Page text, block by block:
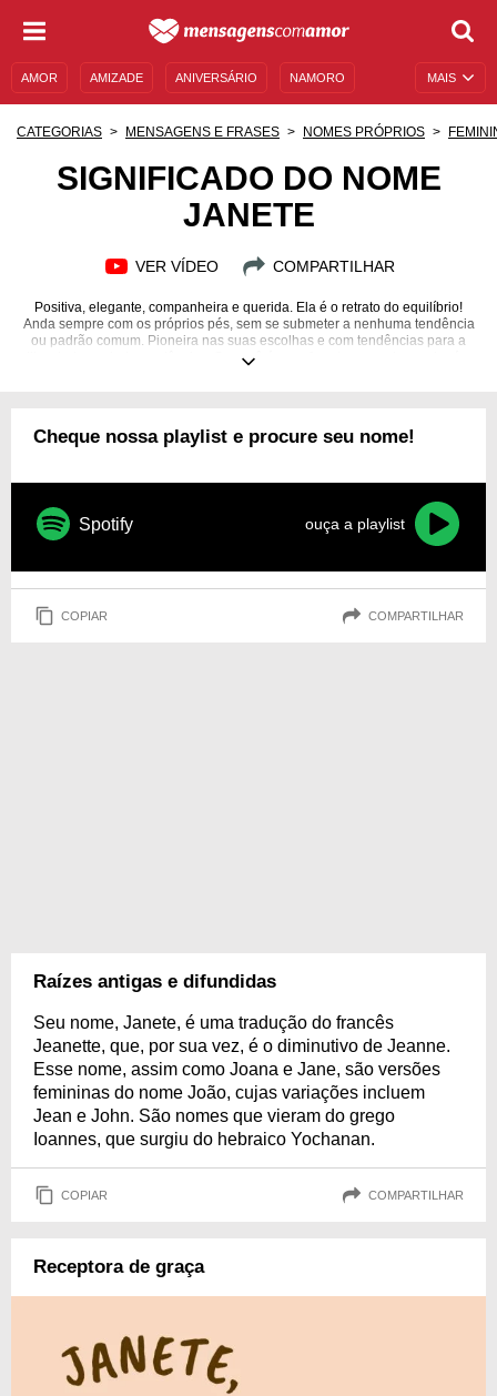
MAIS
AMOR AMIZADE ANIVERSÁRIO NAMORO
MENSAGENS DE ANIVERSÁRIO
CATEGORIAS MENSAGENS E FRASES NOMES PRÓPRIOS
SIGNIFICADO DO NOME
JANETE
VER VÍDEO COMPARTILHAR
Positiva, elegante, companheira e querida. Ela é o retrato do equilíbrio!
Anda sempre com os próprios pés, sem se submeter a nenhuma tendência
ou padrão comum. Pioneira nas suas escolhas e com tendências para a
liberdade e a independência... Se você é uma Janete ou conhece alguém
relações interpessoais dessa poderosa mulher com o "J" nas iniciais.
Cheque nossa playlist e procure seu nome!
Spotify ouça a playlist
COPIAR COMPARTILHAR
Raízes antigas e difundidas
Seu nome, Janete, é uma tradução do francês
Jeanette, que, por sua vez, é o diminutivo de Jeanne.
Esse nome, assim como Joana e Jane, são versões
femininas do nome João, cujas variações incluem
Jean e John. São nomes que vieram do grego
Ioannes, que surgiu do hebraico Yochanan.
COPIAR COMPARTILHAR
Receptora de graça